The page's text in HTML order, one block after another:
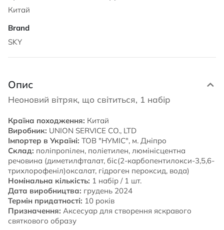
Китай
SKY
Опис
Неоновий вітряк, що світиться, 1 набір
Країна походження: Китай
Виробник: UNION SERVICE CO., LTD
Імпортер в Україні: ТОВ "НУМІС", м. Дніпро
Склад: поліпропілен, поліетилен, люмінісцентна
речовина (диметилфталат, біс(2-карбопентилокси-3,5,6-
трихлорофеніл)оксалат, гідроген пероксид, вода)
Номінальна кількість: 1 набір / 1 шт.
Дата виробництва: грудень 2024
Термін придатності: 10 років
Призначення: Аксесуар для створення яскравого
святкового образу